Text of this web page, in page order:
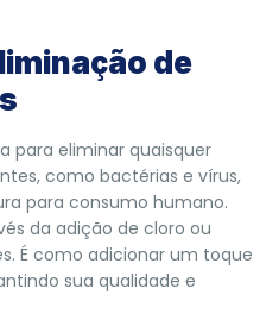
de
para eliminar quaisquer
como bactérias e vírus,
para consumo humano.
da adição de cloro ou
É como adicionar um toque
sua qualidade e